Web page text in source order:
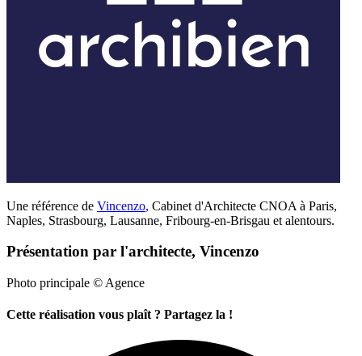
Une référence de Vincenzo, Cabinet d'Architecte CNOA à Paris,
Naples, Strasbourg, Lausanne, Fribourg-en-Brisgau et alentours.
Présentation par l'architecte, Vincenzo
Photo principale © Agence
Cette réalisation vous plaît ? Partagez la !